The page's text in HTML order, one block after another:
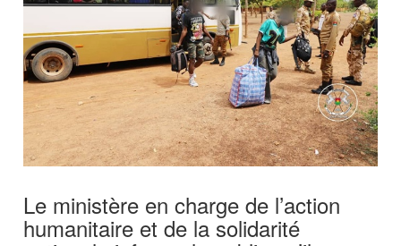
Le ministère en charge de l’action
humanitaire et de la solidarité